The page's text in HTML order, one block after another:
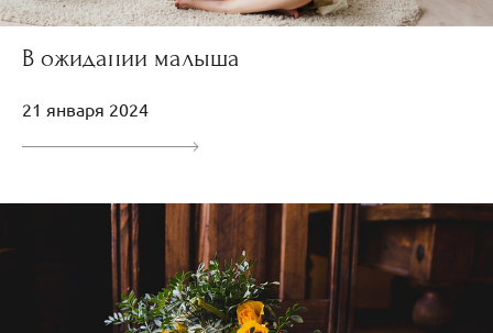
В ожидании малыша
21 января 2024